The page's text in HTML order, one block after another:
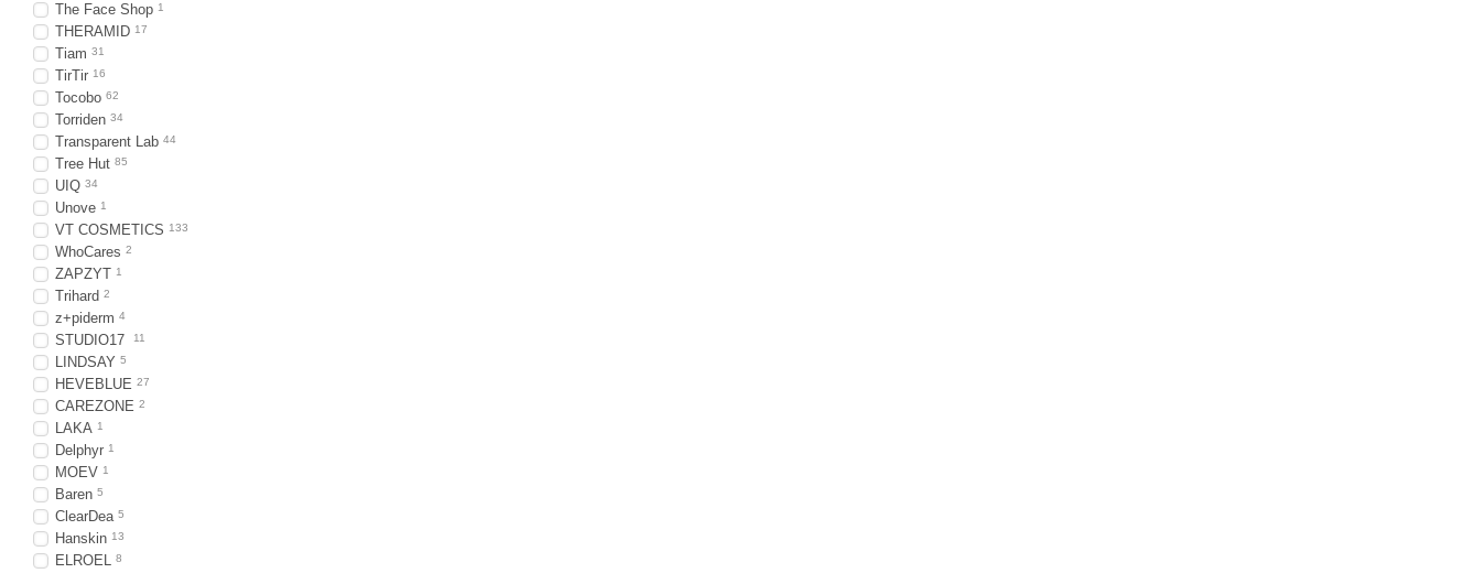
The Face Shop 1
THERAMID 17
Tiam 31
TirTir 16
Tocobo 62
Torriden 34
Transparent Lab 44
Tree Hut 85
UIQ 34
Unove 1
VT COSMETICS 133
WhoCares 2
ZAPZYT 1
Trihard 2
z+piderm 4
STUDIO17 11
LINDSAY 5
HEVEBLUE 27
CAREZONE 2
LAKA 1
Delphyr 1
MOEV 1
Baren 5
ClearDea 5
Hanskin 13
ELROEL 8